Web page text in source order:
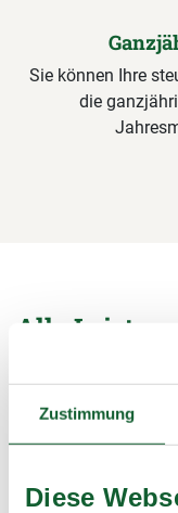
Zustimmung
Diese
Sie können Ihre
die
Alle
übernehmen alle